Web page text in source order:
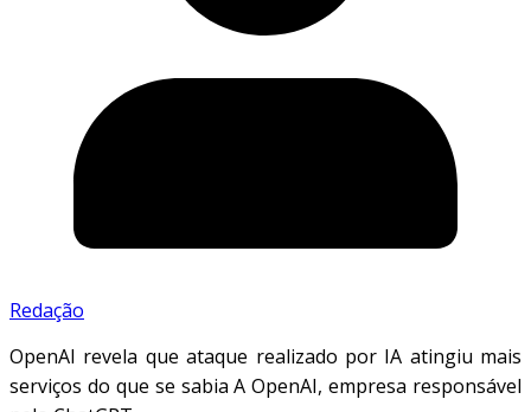
Redação
OpenAI revela que ataque realizado por IA atingiu mais
serviços do que se sabia A OpenAI, empresa responsável